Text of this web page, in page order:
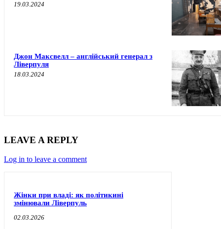
19.03.2024
Джон Максвелл – англійський генерал з
Ліверпуля
18.03.2024
LEAVE A REPLY
Log in to leave a comment
Жінки при владі: як політикині
змінювали Ліверпуль
02.03.2026